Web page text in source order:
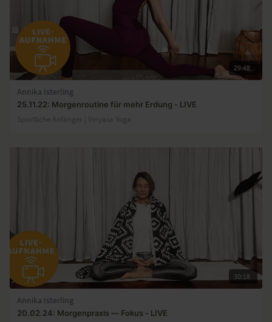
29:48
Annika Isterling
25.11.22: Morgenroutine für mehr Erdung - LIVE
Sportliche Anfänger | Vinyasa Yoga
30:18
Annika Isterling
20.02.24: Morgenpraxis — Fokus - LIVE